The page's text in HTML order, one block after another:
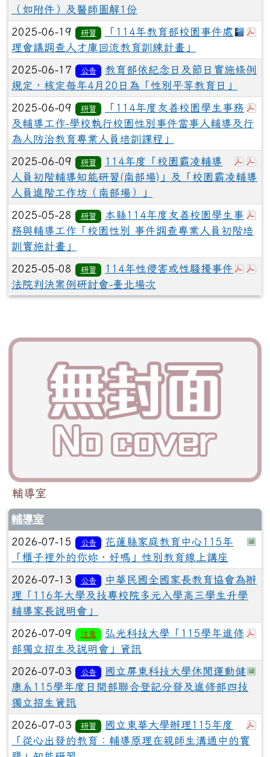
（如附件）及醫師圖解1份
下
2025-06-19 研習
「114年教育部校園事件處
理會議調查人才庫回流教育訓練計畫」
2025-06-17 公告
教育部依紀念日及節日實施條例
規定，核定每年4月20日為「性別平等教育日」
2025-06-09 研習
「114年度友善校園學生事務
及輔導工作-學校執行校園性別事件當事人輔導及行
為人防治教育專業人員培訓課程」
於
2025-06-09 研習
114年度「校園霸凌輔導
人員初階輔導知能研習(南部場)」及「校園霸凌輔導
人員進階工作坊（南部場）」
2025-05-28 研習
本縣114年度友善校園學生事
務與輔導工作「校園性別 事件調查專業人員初階培
訓實施計畫」
於
2025-05-08 研習
114年性侵害或性騷擾事件
法院判決案例研討會-臺北場次
輔導室
輔導室
2026-07-15 公告
花蓮縣家庭教育中心115年
「櫃子裡外的你妳，好嗎」性別教育線上講座
2026-07-13 公告
中華民國全國家長教育協會為辦
理「116年大學及技專校院多元入學高三學生升學
輔導家長說明會」
2026-07-09 注意
弘光科技大學「115學年進修
部獨立招生及說明會」資訊
2026-07-03 公告
國立屏東科技大學休閒運動健
康系115學年度日間部聯合登記分發及進修部四技
獨立招生資訊
2026-07-03 研習
國立東華大學辦理115年度
「從心出發的教育：輔導原理在親師生溝通中的實